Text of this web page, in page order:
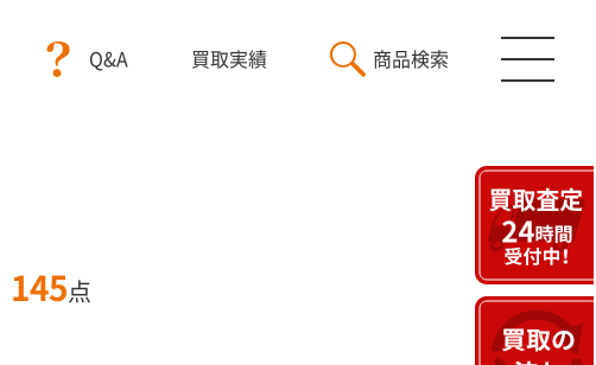
Q&A 買取実績 商品検索
145 点